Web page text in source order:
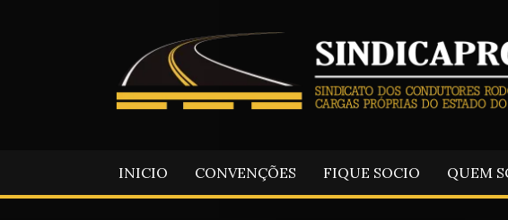
INICIO CONVENÇÕES FIQUE SOCIO QUEM